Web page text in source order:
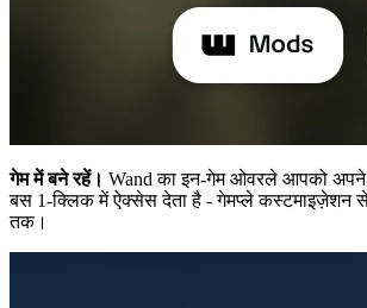
गेम में बने रहें। Wand का इन-गेम ओवरले आपको
बस 1-क्लिक में ऐक्सेस देता है - गेमप्ले कस्टमाइज़ेशन
तक।